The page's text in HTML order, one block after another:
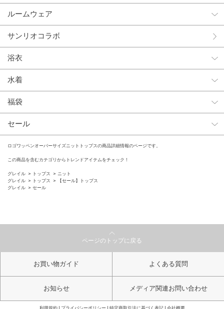
ルームウェア
サンリオコラボ
浴衣
水着
福袋
セール
ロゴワッペンオーバーサイズニットトップスの商品詳細情報のページです。
この商品を含むカテゴリからトレンドアイテムをチェック！
グレイル トップス
ニット
グレイル
トップス
【セール】トップス
グレイル
セール
ページのトップに戻る
お買い物ガイド よくある質問
お知らせ メディア関連お問い合わせ
利用規約 プライバシーポリシー 特定商取引法に基づく表記 会社概要